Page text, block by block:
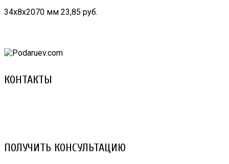
34х8х2070 мм 23,85 руб.
КОНТАКТЫ
ПОЛУЧИТЬ КОНСУЛЬТАЦИЮ